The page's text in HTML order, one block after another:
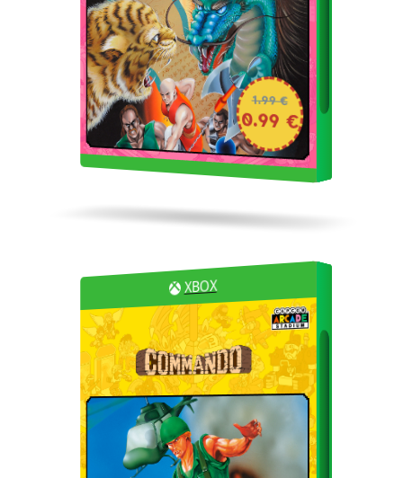
1.99 €
0.99 €
XBOX